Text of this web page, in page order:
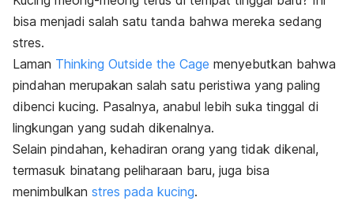
bisa menjadi salah satu tanda bahwa mereka sedang
stres.
Laman Thinking Outside the Cage menyebutkan bahwa
pindahan merupakan salah satu peristiwa yang paling
dibenci kucing. Pasalnya, anabul lebih suka tinggal di
lingkungan yang sudah dikenalnya.
Selain pindahan, kehadiran orang yang tidak dikenal,
termasuk binatang peliharaan baru, juga bisa
menimbulkan stres pada kucing.